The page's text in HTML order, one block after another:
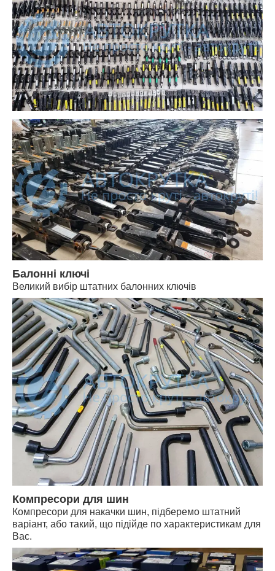
Балонні ключі
Великий вибір штатних балонних ключів
Компресори для шин
Компресори для накачки шин, підберемо штатний
варіант, або такий, що підійде по характеристикам для
Вас.